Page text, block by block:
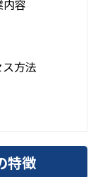
容
方法
特徴